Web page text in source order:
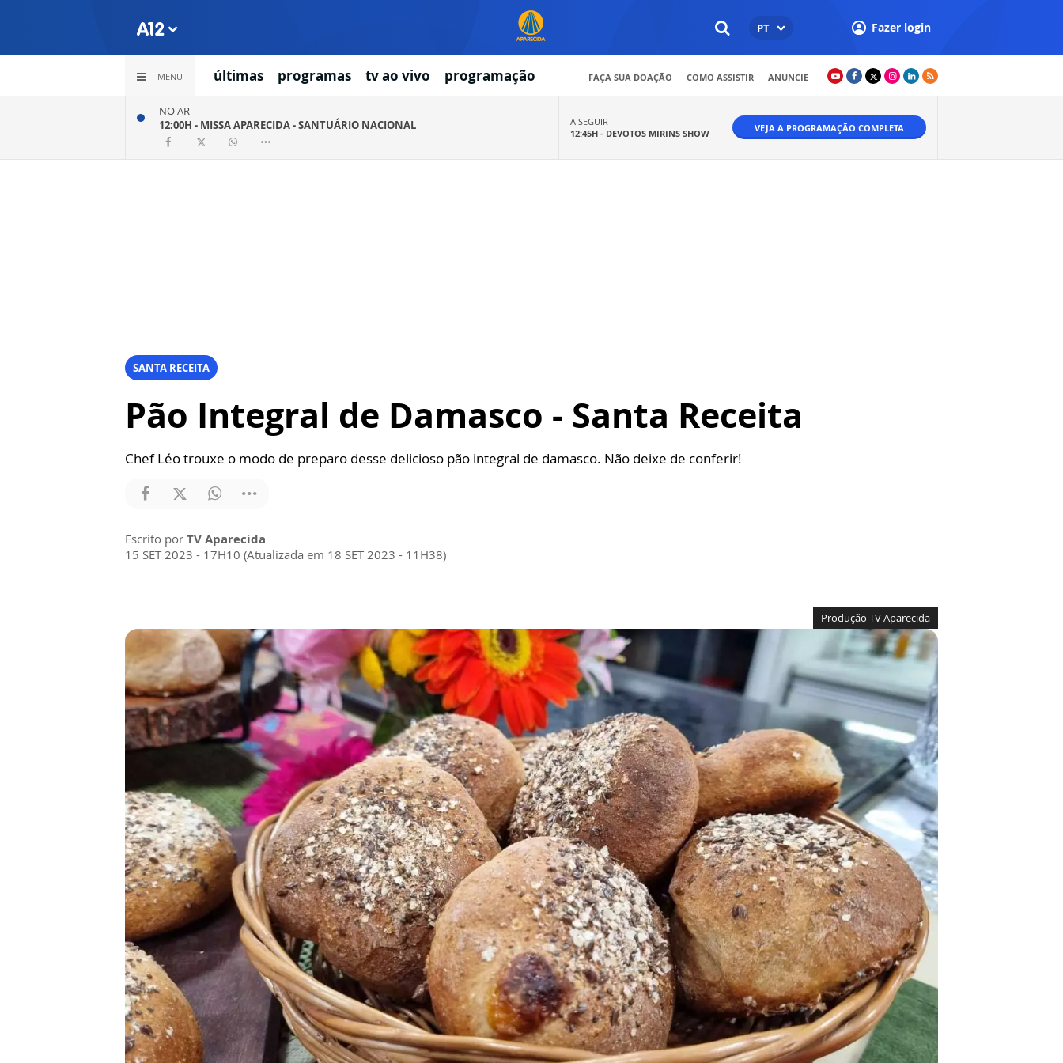
PT Fazer login
MENU últimas programas tv ao vivo programação FAÇA SUA DOAÇÃO COMO ASSISTIR ANUNCIE
NO AR
12:00H - MISSA APARECIDA - SANTUÁRIO NACIONAL
A SEGUIR
12:45H - DEVOTOS MIRINS SHOW VEJA A PROGRAMAÇÃO COMPLETA
SANTA RECEITA
Pão Integral de Damasco - Santa Receita
Chef Léo trouxe o modo de preparo desse delicioso pão integral de damasco. Não deixe de conferir!
Escrito por TV Aparecida
15 SET 2023 - 17H10 (Atualizada em 18 SET 2023 - 11H38)
Produção TV Aparecida